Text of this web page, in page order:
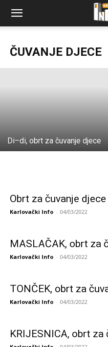
ČUVANJE DJECE
Karlovački Info - 29/03/2022
Di–di, obrt za čuvanje djece
Obrt za čuvanje
Karlovački Info - 04/03/2022
MASLAČAK, obrt za
Karlovački Info - 04/03/2022
TONČEK, obrt za
Karlovački Info - 04/03/2022
KRIJESNICA, obrt za